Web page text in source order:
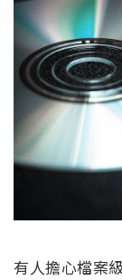
有人擔心檔案